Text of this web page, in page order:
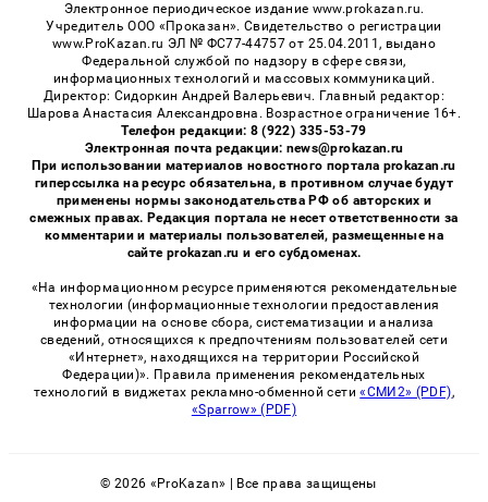
Электронное периодическое издание www.prokazan.ru.
Учредитель ООО «Проказан». Cвидетельство о регистрации
www.ProKazan.ru ЭЛ № ФС77-44757 от 25.04.2011, выдано
Федеральной службой по надзору в сфере связи,
информационных технологий и массовых коммуникаций.
Директор: Сидоркин Андрей Валерьевич. Главный редактор:
Шарова Анастасия Александровна. Возрастное ограничение 16+.
Телефон редакции: 8 (922) 335-53-79
Электронная почта редакции: news@prokazan.ru
При использовании материалов новостного портала prokazan.ru
гиперссылка на ресурс обязательна, в противном случае будут
применены нормы законодательства РФ об авторских и
смежных правах. Редакция портала не несет ответственности за
комментарии и материалы пользователей, размещенные на
сайте prokazan.ru и его субдоменах.
«На информационном ресурсе применяются рекомендательные
технологии (информационные технологии предоставления
информации на основе сбора, систематизации и анализа
сведений, относящихся к предпочтениям пользователей сети
«Интернет», находящихся на территории Российской
Федерации)». Правила применения рекомендательных
технологий в виджетах рекламно-обменной сети«СМИ2» (PDF),
«Sparrow» (PDF)
© 2026 «ProKazan» | Все права защищены